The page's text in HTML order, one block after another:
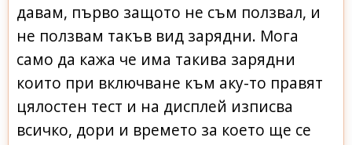
давам, първо защото не съм ползвал, и
не ползвам такъв вид зарядни. Мога
само да кажа че има такива зарядни
които при включване към аку-то правят
цялостен тест и на дисплей изписва
всичко, дори и времето за което ще се